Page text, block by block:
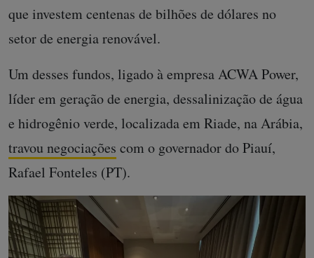
que investem centenas de bilhões de dólares no
setor de energia renovável.
Um desses fundos, ligado à empresa ACWA Power,
líder em geração de energia, dessalinização de água
e hidrogênio verde, localizada em Riade, na Arábia,
travou negociações com o governador do Piauí,
Rafael Fonteles (PT).